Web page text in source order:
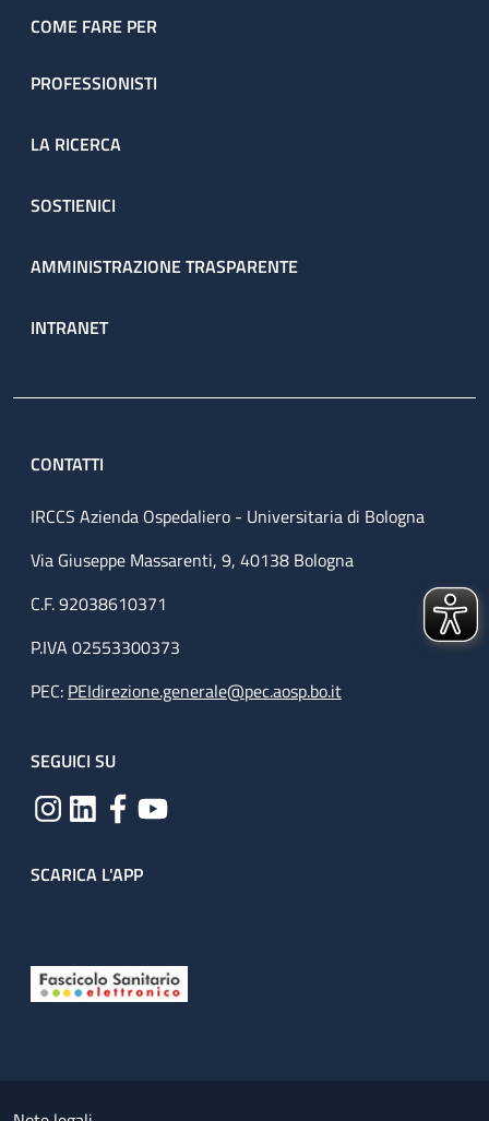
COME FARE PER
PROFESSIONISTI
LA RICERCA
SOSTIENICI
AMMINISTRAZIONE TRASPARENTE
INTRANET
CONTATTI
IRCCS Azienda Ospedaliero - Universitaria di Bologna
Via Giuseppe Massarenti, 9, 40138 Bologna
C.F. 92038610371
P.IVA 02553300373
PEC: PEIdirezione.generale@pec.aosp.bo.it
SEGUICI SU
SCARICA L'APP
Small prints